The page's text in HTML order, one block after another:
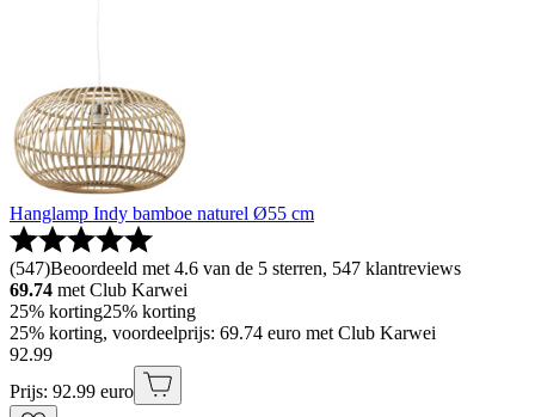
Hanglamp Indy bamboe naturel Ø55 cm
(547)Beoordeeld met 4.6 van de 5 sterren, 547 klantreviews
69.74 met Club Karwei
25% korting25% korting
25% korting, voordeelprijs: 69.74 euro met Club Karwei
92.99
Prijs: 92.99 euro